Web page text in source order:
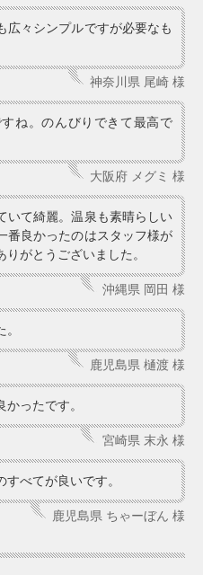
広々シンプルですが必要なも
神奈川県 尾崎 様
ね。のんびりできて最高で
大阪府 メグミ 様
いて綺麗。温泉も素晴らしい
番良かったのはスタッフ様が
がとうございました。
沖縄県 岡田 様
鹿児島県 樋渡 様
ったです。
宮崎県 末永 様
べてが良いです。
鹿児島県 ちゃーぼん 様